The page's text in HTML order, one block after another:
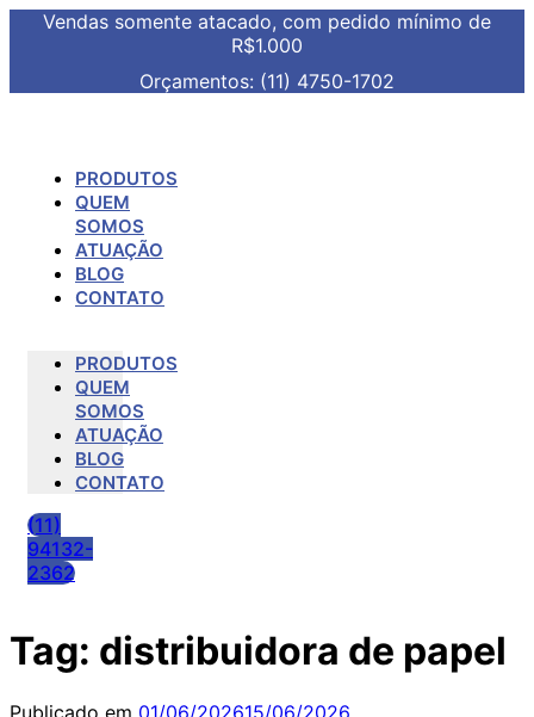
Vendas somente atacado, com pedido mínimo de
R$1.000
Orçamentos: (11) 4750-1702
PRODUTOS
QUEM
SOMOS
ATUAÇÃO
BLOG
CONTATO
PRODUTOS
QUEM
SOMOS
ATUAÇÃO
BLOG
CONTATO
(11)
94132-
2362
Tag: distribuidora de papel
Publicado em 01/06/202615/06/2026